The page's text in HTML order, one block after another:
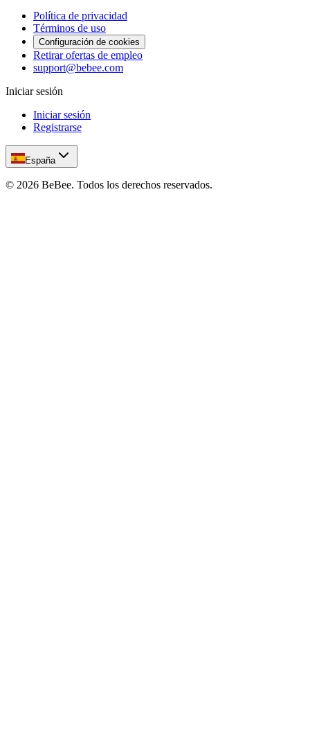
Política de privacidad
Términos de uso
Configuración de cookies
Retirar ofertas de empleo
support@bebee.com
Iniciar sesión
Iniciar sesión
Registrarse
España
© 2026 BeBee. Todos los derechos reservados.